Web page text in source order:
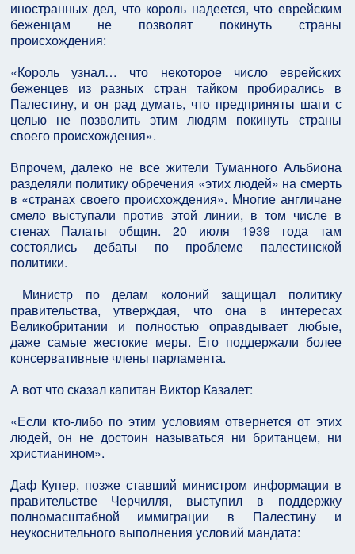
иностранных дел, что король надеется, что еврейским
беженцам не позволят покинуть страны
происхождения:
«Король узнал… что некоторое число еврейских
беженцев из разных стран тайком пробирались в
Палестину, и он рад думать, что предприняты шаги с
целью не позволить этим людям покинуть страны
своего происхождения».
Впрочем, далеко не все жители Туманного Альбиона
разделяли политику обречения «этих людей» на смерть
в «странах своего происхождения». Многие англичане
смело выступали против этой линии, в том числе в
стенах Палаты общин. 20 июля 1939 года там
состоялись дебаты по проблеме палестинской
политики.
Министр по делам колоний защищал политику
правительства, утверждая, что она в интересах
Великобритании и полностью оправдывает любые,
даже самые жестокие меры. Его поддержали более
консервативные члены парламента.
А вот что сказал капитан Виктор Казалет:
«Если кто-либо по этим условиям отвернется от этих
людей, он не достоин называться ни британцем, ни
христианином».
Даф Купер, позже ставший министром информации в
правительстве Черчилля, выступил в поддержку
полномасштабной иммиграции в Палестину и
неукоснительного выполнения условий мандата: